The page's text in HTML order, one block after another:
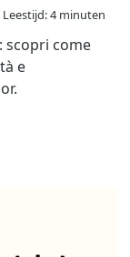
Leestijd: 4 minuten
scopri come
e